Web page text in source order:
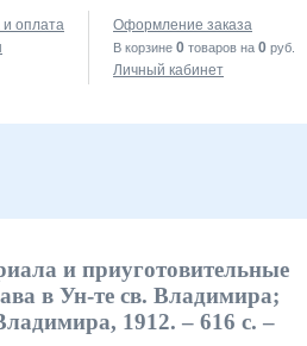
и оплата
Оформление заказа
В корзине 0 товаров на 0 руб.
Личный кабинет
и приуготовительные
в Ун-те св. Владимира;
1912. – 616 с. –